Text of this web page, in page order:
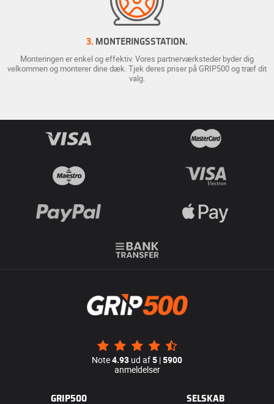
3. MONTERINGSSTATION.
Monteringen er enkel og effektiv. Vores partnerværksteder byder dig
velkommen og monterer dine dæk. Tjek deres priser på GRIP500 og træf dit
valg.
Note4.93 ud af5 |5900
anmeldelser
GRIP500 SELSKAB